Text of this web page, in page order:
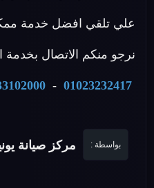
علي تلقي افضل خدمة
نرجو منكم الاتصال بخدمة
01023232417
-
بواسطة : مركز صيانة